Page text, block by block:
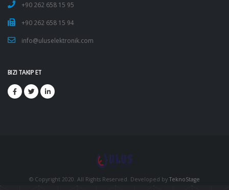
+90 262 658 15 95
+90 262 658 15 94
info@uluselektronik.com
BIZI TAKIP ET
© Copyright 2020. All Rights Reserved. Developed by TeknoStage